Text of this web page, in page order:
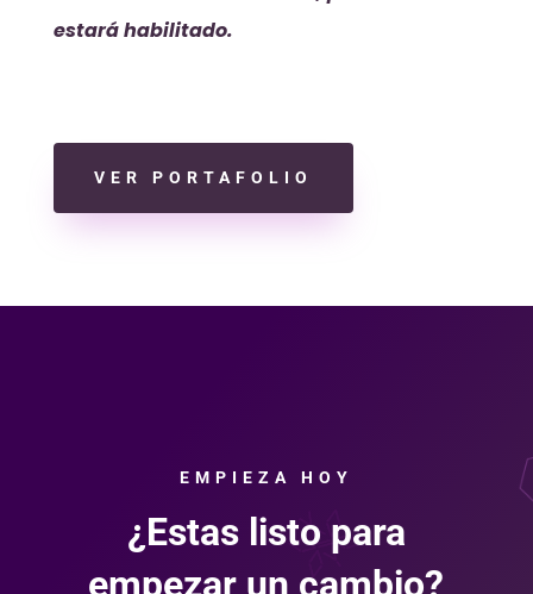
estará habilitado.
VER PORTAFOLIO
EMPIEZA HOY
¿Estas listo para
empezar un cambio?